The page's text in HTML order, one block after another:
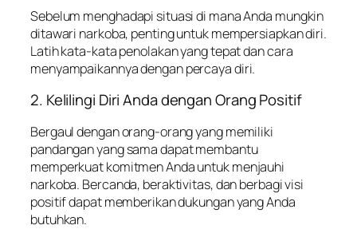
Sebelum menghadapi situasi di mana Anda mungkin
ditawari narkoba, penting untuk mempersiapkan diri.
Latih kata-kata penolakan yang tepat dan cara
menyampaikannya dengan percaya diri.
2. Kelilingi Diri Anda dengan Orang Positif
Bergaul dengan orang-orang yang memiliki
pandangan yang sama dapat membantu
memperkuat komitmen Anda untuk menjauhi
narkoba. Bercanda, beraktivitas, dan berbagi visi
positif dapat memberikan dukungan yang Anda
butuhkan.